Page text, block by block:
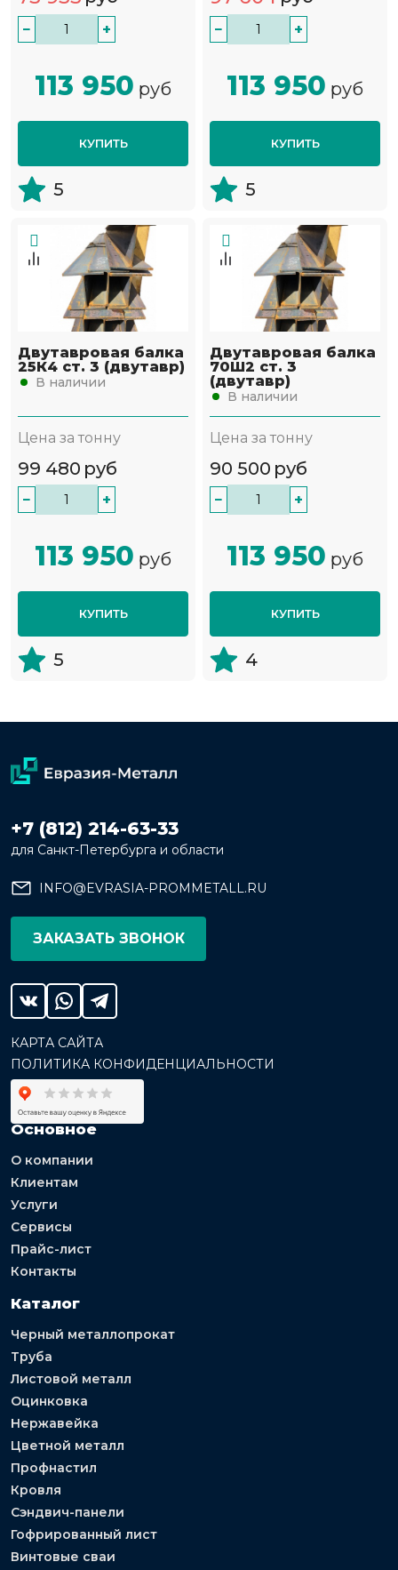
− +
113 950 руб
КУПИТЬ
5
− +
113 950 руб
КУПИТЬ
5
Двутавровая балка
25К4 ст. 3 (двутавр)
В наличии
Цена за тонну
99 480 руб
− +
113 950 руб
КУПИТЬ
5
Двутавровая балка
70Ш2 ст. 3
(двутавр)
В наличии
Цена за тонну
90 500 руб
− +
113 950 руб
КУПИТЬ
4
+7 (812) 214-63-33
для Санкт-Петербурга и области
INFO@EVRASIA-PROMMETALL.RU
ЗАКАЗАТЬ ЗВОНОК
КАРТА САЙТА
ПОЛИТИКА КОНФИДЕНЦИАЛЬНОСТИ
Основное
О компании
Клиентам
Услуги
Сервисы
Прайс-лист
Контакты
Каталог
Черный металлопрокат
Труба
Листовой металл
Оцинковка
Нержавейка
Цветной металл
Профнастил
Кровля
Сэндвич-панели
Гофрированный лист
Винтовые сваи